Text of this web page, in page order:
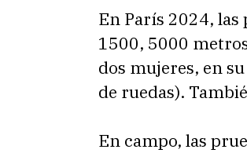
En París 2024, las
1500, 5000
dos mujeres, en
de ruedas).
En campo, las